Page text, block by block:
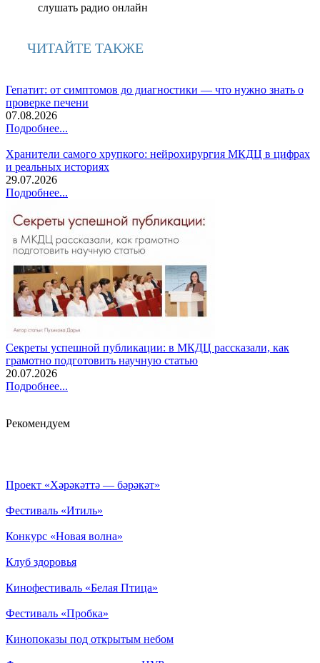
слушать радио онлайн
ЧИТАЙТЕ ТАКЖЕ
Гепатит: от симптомов до диагностики — что нужно знать о
проверке печени
07.08.2026
Подробнее...
Хранители самого хрупкого: нейрохирургия МКДЦ в цифрах
и реальных историях
29.07.2026
Подробнее...
Секреты успешной публикации: в МКДЦ рассказали, как
грамотно подготовить научную статью
20.07.2026
Подробнее...
Рекомендуем
Проект «Хәрәкәттә — бәрәкәт»
Фестиваль «Итиль»
Конкурс «Новая волна»
Клуб здоровья
Кинофестиваль «Белая Птица»
Фестиваль «Пробка»
Кинопоказы под открытым небом